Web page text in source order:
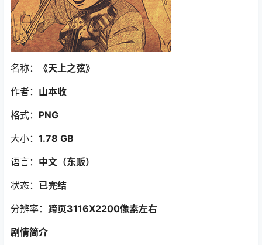
名称：
《天上之弦》
作者： 山本收
格式： PNG
大小： 1.78 GB
语言： 中文（东贩）
状态： 已完结
分辨率： 跨页3116X2200像素左右
剧情简介